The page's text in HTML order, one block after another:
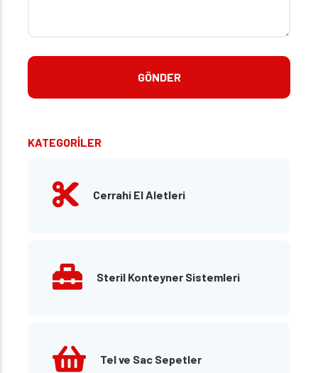
KATEGORİLER
Cerrahi El Aletleri
Steril Konteyner Sistemleri
Tel ve Sac Sepetler